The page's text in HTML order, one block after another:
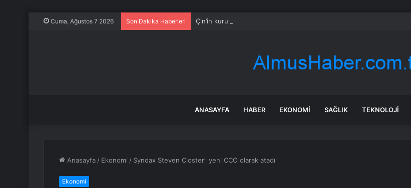
Cuma, Ağustos 7 2026 Son Dakika Haberleri Çin’in kurulu elektrik üretim kapasitesi 4 milyar kilovatı aştı
ANASAYFA HABER EKONOMI SAĞLIK TEKNOLOJI
Anasayfa / Ekonomi / Syndax Steven Closter’ı yeni CCO olarak atadı
Ekonomi